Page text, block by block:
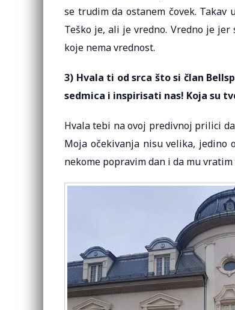
se trudim da ostanem čovek.
Teško je, ali je vredno. Vredno je
koje nema vrednost.
3) Hvala ti od srca što si član
sedmica i inspirisati nas! Koja su
Hvala tebi na ovoj predivnoj prilici
Moja očekivanja nisu velika, jedino
nekome popravim dan i da mu